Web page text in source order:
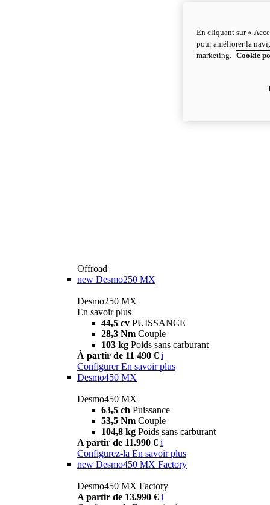
Offroad
new Desmo250 MX
Desmo250 MX
En savoir plus
44,5 cv PUISSANCE
28,3 Nm Couple
103 kg Poids sans carburant
À partir de 11 490 € i
Configurer En savoir plus
Desmo450 MX
Desmo450 MX
63,5 ch Puissance
53,5 Nm Couple
104,8 kg Poids sans carburant
A partir de 11.990 € i
Configurez-la En savoir plus
new Desmo450 MX Factory
Desmo450 MX Factory
A partir de 13.990 € i
En cliquant sur «
pour améliorer la
marketing.
Cookie